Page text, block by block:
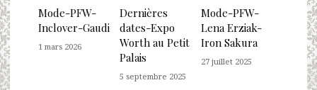
Mode-PFW-
Inclover-Gaudi
1 mars 2026
Dernières
dates-Expo
Worth au Petit
Palais
5 septembre 2025
Mode-PFW-
Lena Erziak-
Iron Sakura
27 juillet 2025